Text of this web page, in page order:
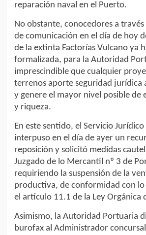
reparación naval en el Puerto.
No obstante, conocedores a través
de comunicación en el día de hoy
de la extinta Factorías Vulcano ya
formalizada, para la Autoridad
imprescindible que cualquier
terrenos aporte seguridad jurídica
y genere el mayor nivel posible de
y riqueza.
En este sentido, el Servicio Jurídico
interpuso en el día de ayer un
reposición y solicitó medidas
Juzgado de lo Mercantil nº 3 de
requiriendo la suspensión de la
productiva, de conformidad con lo
el artículo 11.1 de la Ley Orgánica
Asimismo, la Autoridad Portuaria
burofax al Administrador